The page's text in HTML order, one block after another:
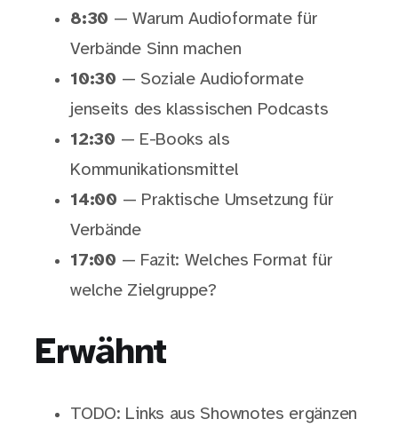
8:30 — Warum Audioformate für
Verbände Sinn machen
10:30 — Soziale Audioformate
jenseits des klassischen Podcasts
12:30 — E-Books als
Kommunikationsmittel
14:00 — Praktische Umsetzung für
Verbände
17:00 — Fazit: Welches Format für
welche Zielgruppe?
Erwähnt
TODO: Links aus Shownotes ergänzen